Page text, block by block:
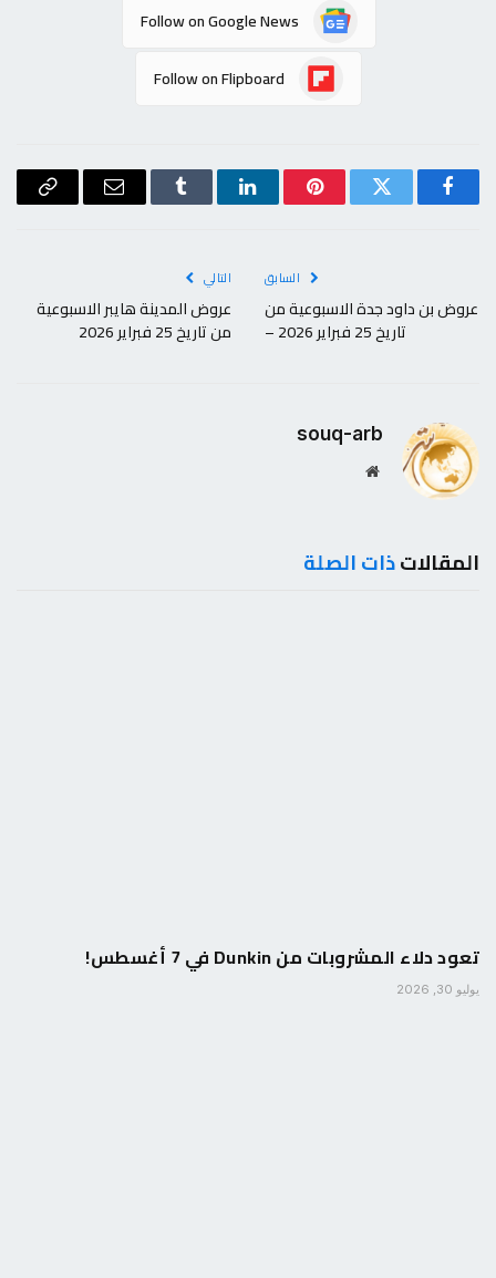
Follow on Google News
Follow on Flipboard
فيسبوكتويتر بينتيريستلينكدإن Tumblr البريد
Copy
السابق
عروض بن داود جدة الاسبوعية من
تاريخ 25 فبراير 2026 –
التالي
عروض المدينة هايبر الاسبوعية
من تاريخ 25 فبراير 2026
souq-arb
موقع
المقالاتذات الصلة
تعود دلاء المشروبات من Dunkin في 7 أغسطس!
يوليو 30, 2026